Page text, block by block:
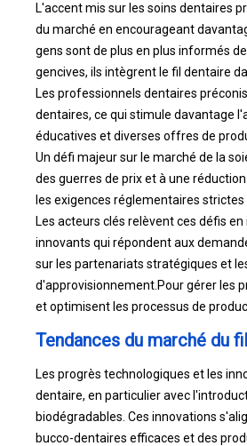
L'accent mis sur les soins dentaires
du marché en encourageant
gens sont de plus en plus informés
gencives, ils intègrent le fil dentaire
Les professionnels dentaires
dentaires, ce qui stimule davantage
éducatives et diverses offres de
Un défi majeur sur le marché de la
des guerres de prix et à une
les exigences réglementaires
Les acteurs clés relèvent ces défis
innovants qui répondent aux
sur les partenariats stratégiques et
d'approvisionnement. Pour gérer les
et optimisent les processus de
Tendances du marché du
Les progrès technologiques et les
dentaire, en particulier avec
biodégradables. Ces innovations
bucco-dentaires efficaces et des